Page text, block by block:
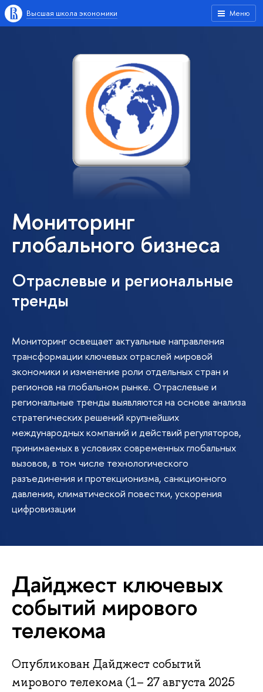
Меню
Высшая школа экономики
Мониторинг
глобального бизнеса
Отраслевые и региональные
тренды
Мониторинг освещает актуальные направления
трансформации ключевых отраслей мировой
экономики и изменение роли отдельных стран и
регионов на глобальном рынке. Отраслевые и
региональные тренды выявляются на основе анализа
стратегических решений крупнейших
международных компаний и действий регуляторов,
принимаемых в условиях современных глобальных
вызовов, в том числе технологического
разъединения и протекционизма, санкционного
давления, климатической повестки, ускорения
цифровизации
Дайджест ключевых
событий мирового
телекома
Опубликован Дайджест событий
мирового телекома (1– 27 августа 2025